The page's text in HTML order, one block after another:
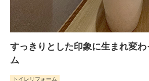
すっきりとした印象に生まれ変
ム
トイレリフォーム